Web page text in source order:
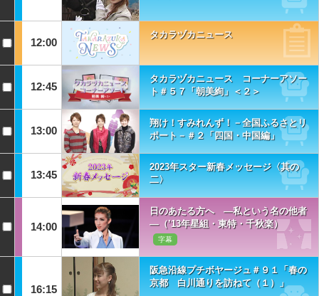
12:00
タカラヅカニュース
12:45
タカラヅカニュース コーナーアソー
ト＃５７「朝美絢」＜２＞
13:00
翔け！すみれんず！－全国ふるさとリ
ポート－＃２「四国・中国編」
13:45
2023年スター新春メッセージ〈其の
二〉
14:00
日のあたる方へ ―私という名の他者
―（’13年星組・東特・千秋楽）
字幕
16:15
阪急沿線プチボヤージュ＃９１「春の
京都 白川通りを訪ねて（１）」